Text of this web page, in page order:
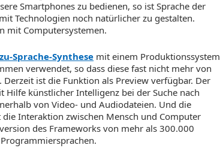
Smartphones zu bedienen, so ist Sprache der
Technologien noch natürlicher zu gestalten.
mit Computersystemen.
Sprache-Synthese mit einem Produktionssystem
verwendet, so dass diese fast nicht mehr von
ist die Funktion als Preview verfügbar. Der
Hilfe künstlicher Intelligenz bei der Suche nach
von Video- und Audiodateien. Und die
die Interaktion zwischen Mensch und Computer
des Frameworks von mehr als 300.000